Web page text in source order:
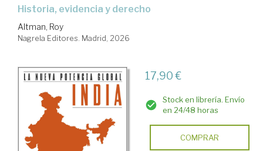
Historia, evidencia y derecho
Altman, Roy
Nagrela Editores. Madrid, 2026
17,90 €
Stock en librería. Envío
en 24/48 horas
COMPRAR